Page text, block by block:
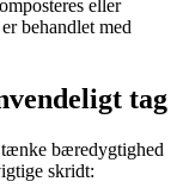
eller
behandlet med
tag
tænke bæredygtighed
skridt: